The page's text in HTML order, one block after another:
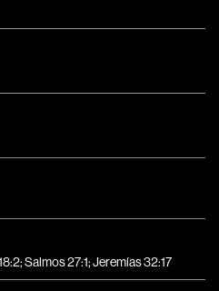
Salmos 27:1; Jeremías 32:17